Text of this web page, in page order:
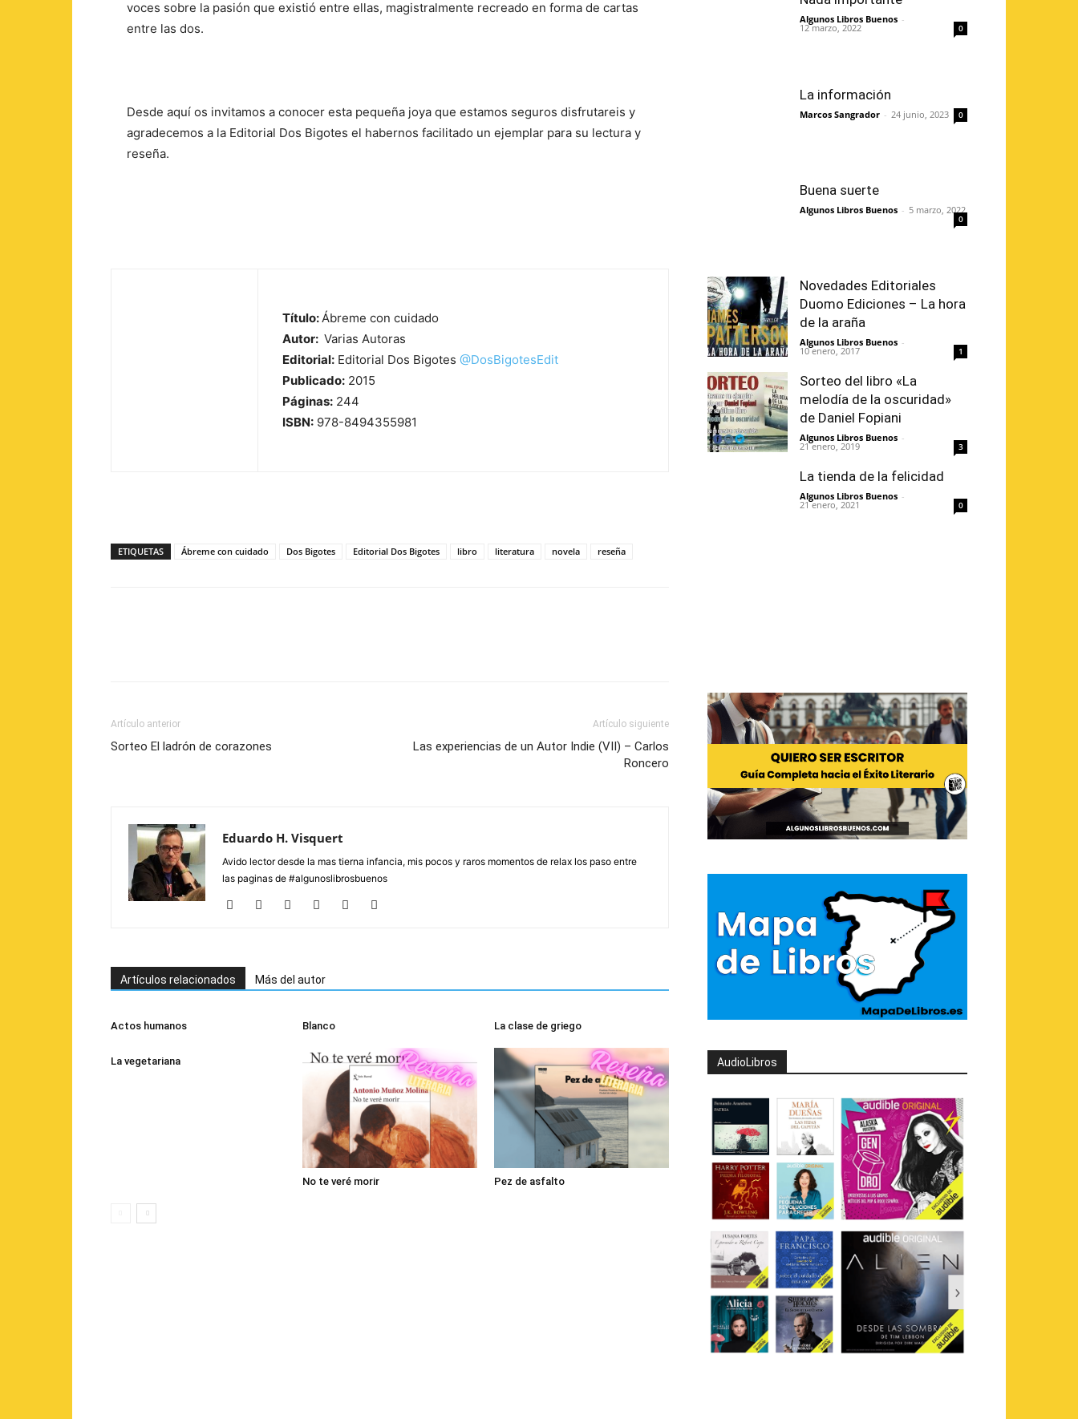
voces sobre la pasión que existió entre ellas, magistralmente recreado en forma de cartas
entre las dos.
Desde aquí os invitamos a conocer esta pequeña joya que estamos seguros disfrutareis y
agradecemos a la Editorial Dos Bigotes el habernos facilitado un ejemplar para su lectura y
reseña.
Título:Ábreme con cuidado
Autor: Varias Autoras
Editorial: Editorial Dos Bigotes @DosBigotesEdit
Publicado: 2015
Páginas: 244
ISBN: 978-8494355981
ETIQUETAS Ábreme con cuidado Dos Bigotes Editorial Dos Bigotes libro literatura novela reseña
Artículo anterior
Sorteo El ladrón de corazones
Artículo siguiente
Las experiencias de un Autor Indie (VII) – Carlos
Roncero
Eduardo H. Visquert
Avido lector desde la mas tierna infancia, mis pocos y raros momentos de relax los paso entre
las paginas de #algunoslibrosbuenos
Artículos relacionados Más del autor
Actos humanos Blanco La clase de griego
La vegetariana
No te veré morir Pez de asfalto
Algunos Libros Buenos -
12 marzo, 2022 0
La información
Marcos Sangrador - 24 junio, 2023 0
Buena suerte
Algunos Libros Buenos - 5 marzo, 2022
0
Novedades Editoriales
Duomo Ediciones – La hora
de la araña
Algunos Libros Buenos -
10 enero, 2017 1
Sorteo del libro «La
melodía de la oscuridad»
de Daniel Fopiani
Algunos Libros Buenos -
21 enero, 2019 3
La tienda de la felicidad
Algunos Libros Buenos -
21 enero, 2021 0
AudioLibros